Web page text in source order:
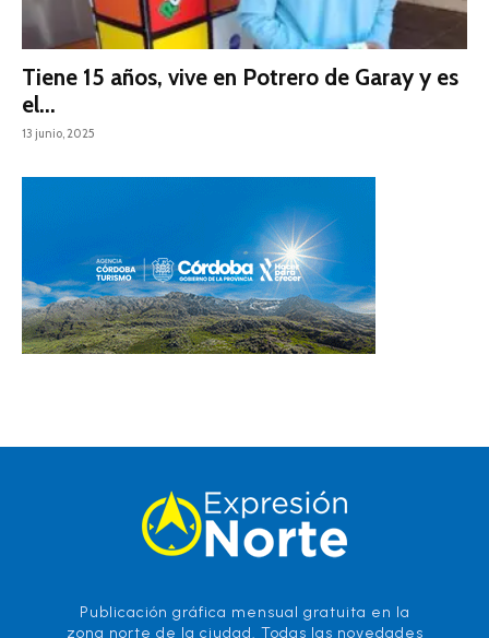
Tiene 15 años, vive en Potrero de Garay y es
el...
13 junio, 2025
Publicación gráfica mensual gratuita en la
zona norte de la ciudad. Todas las novedades